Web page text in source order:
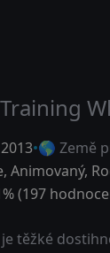
2013 🌎 Země
, Animovaný,
% (197
těžké